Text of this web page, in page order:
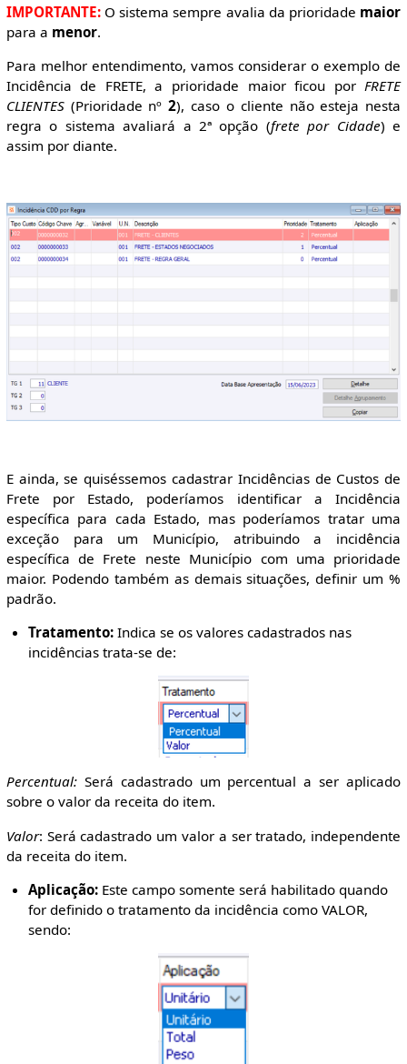
IMPORTANTE:O sistema sempre avalia da prioridade maior
para a menor.
Para melhor entendimento, vamos considerar o exemplo de
Incidência de FRETE, a prioridade maior ficou porFRETE
CLIENTES(Prioridade nº2), caso o cliente não esteja nesta
regra o sistema avaliará a 2ª opção (frete por Cidade) e
assim por diante.
E ainda, se quiséssemos cadastrar Incidências de Custos de
Frete por Estado, poderíamos identificar a Incidência
específica para cada Estado, mas poderíamos tratar uma
exceção para um Município, atribuindo a incidência
específica de Frete neste Município com uma prioridade
maior. Podendo também as demais situações, definir um %
padrão.
Tratamento: Indica se os valores cadastrados nas
incidências trata-se de:
Percentual:Será cadastrado um percentual a ser aplicado
sobre o valor da receita do item.
Valor: Será cadastrado um valor a ser tratado, independente
da receita do item.
Aplicação: Este campo somente será habilitado quando
for definido o tratamento da incidência como VALOR,
sendo: